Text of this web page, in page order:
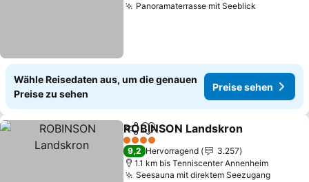
Panoramaterrasse mit Seeblick
Wähle Reisedaten aus, um die genauen
Preise zu sehen
Preise sehen
TeilenZu Favoriten hinzufügen
ROBINSON Landskron
4 Sterne
9,2 Hervorragend
3.257
1.1 km bis Tenniscenter Annenheim
Seesauna mit direktem Seezugang